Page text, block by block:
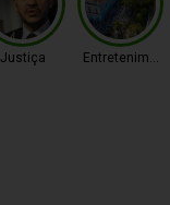
Justiça Entretenimento